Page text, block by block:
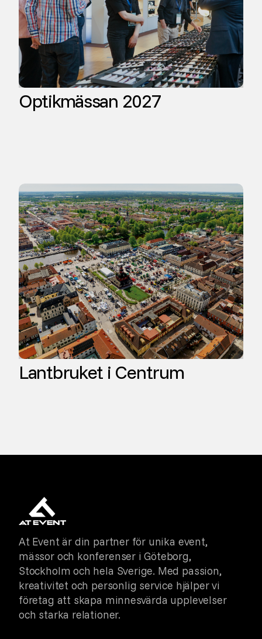
Optikmässan 2027
Lantbruket i Centrum
At Event är din partner för unika event,
mässor och konferenser i Göteborg,
Stockholm och hela Sverige. Med passion,
kreativitet och personlig service hjälper vi
företag att skapa minnesvärda upplevelser
och starka relationer.